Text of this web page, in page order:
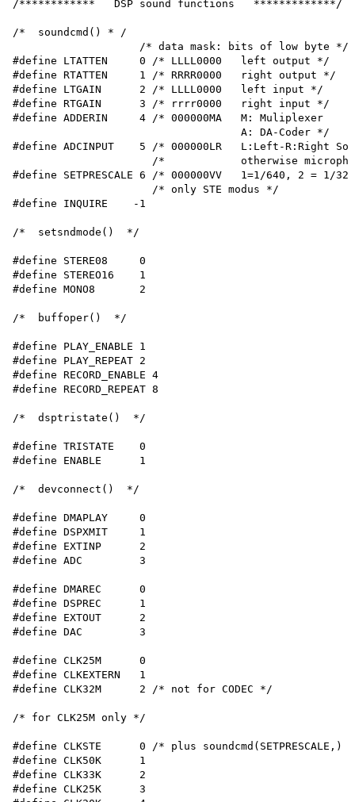
/************   DSP sound functions   *************/
/*  soundcmd() * /
                    /* data mask: bits of low byte */
#define LTATTEN     0 /* LLLL0000   left output */
#define RTATTEN     1 /* RRRR0000   right output */
#define LTGAIN      2 /* LLLL0000   left input */
#define RTGAIN      3 /* rrrr0000   right input */
#define ADDERIN     4 /* 000000MA   M: Muliplexer
                                    A: DA-Coder */
#define ADCINPUT    5 /* 000000LR   L:Left-R:Right
/*            otherwise
#define SETPRESCALE 6 /* 000000VV   1=1/640, 2 = 1/
                      /* only STE modus */
#define INQUIRE    -1
/*  setsndmode()  */
#define STERE08     0
#define STEREO16    1
#define MONO8       2
/*  buffoper()  */
#define PLAY_ENABLE 1
#define PLAY_REPEAT 2
#define RECORD_ENABLE 4
#define RECORD_REPEAT 8
/*  dsptristate()  */
#define TRISTATE    0
#define ENABLE      1
/*  devconnect()  */
#define DMAPLAY     0
#define DSPXMIT     1
#define EXTINP      2
#define ADC         3
#define DMAREC      0
#define DSPREC      1
#define EXTOUT      2
#define DAC         3
#define CLK25M      0
#define CLKEXTERN   1
#define CLK32M      2 /* not for CODEC */
/* for CLK25M only */
#define CLKSTE      0 /* plus soundcmd(SETPRESCALE,)
#define CLK50K      1
#define CLK33K      2
#define CLK25K      3